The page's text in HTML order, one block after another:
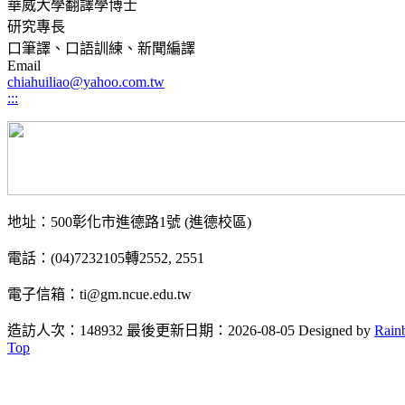
華威大學翻譯學博士
研究專長
口筆譯、口語訓練、新聞編譯
Email
chiahuiliao@yahoo.com.tw
:::
地址：500彰化市進德路1號 (進德校區)
電話：(04)7232105轉2552, 2551
電子信箱：ti@gm.ncue.edu.tw
造訪人次：148932 最後更新日期：2026-08-05 Designed by
Top